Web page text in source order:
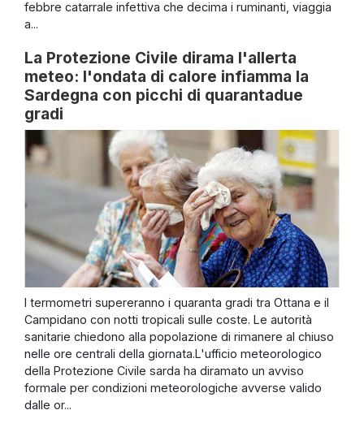
febbre catarrale infettiva che decima i ruminanti, viaggia
a...
La Protezione Civile dirama l'allerta
meteo: l'ondata di calore infiamma la
Sardegna con picchi di quarantadue
gradi
I termometri supereranno i quaranta gradi tra Ottana e il
Campidano con notti tropicali sulle coste. Le autorità
sanitarie chiedono alla popolazione di rimanere al chiuso
nelle ore centrali della giornata.L'ufficio meteorologico
della Protezione Civile sarda ha diramato un avviso
formale per condizioni meteorologiche avverse valido
dalle or...